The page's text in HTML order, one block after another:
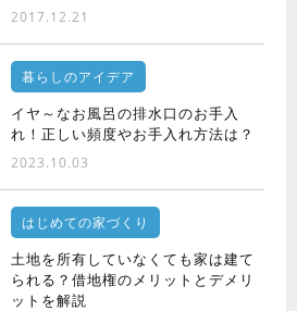
2017.12.21
暮らしのアイデア
イヤ～なお風呂の排水口のお手入
れ！正しい頻度やお手入れ方法は？
2023.10.03
はじめての家づくり
土地を所有していなくても家は建て
られる？借地権のメリットとデメリ
ットを解説